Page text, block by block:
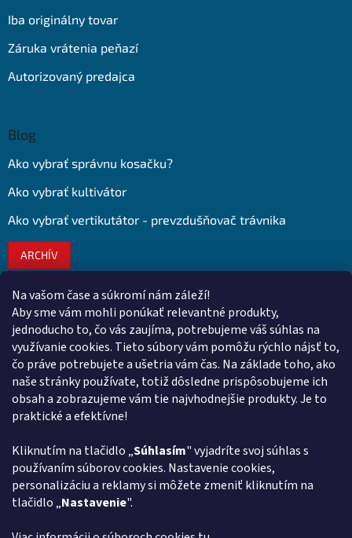
Na vašom čase a súkromí nám záleží!
Aby sme vám mohli ponúkať relevantné produkty,
jednoducho to, čo vás zaujíma, potrebujeme váš súhlas na
využívanie cookies. Tieto súbory vám pomôžu rýchlo nájsť to,
čo práve potrebujete a ušetria vám čas. Na základe toho, ako
naše stránky používate, totiž dôsledne prispôsobujeme ich
obsah a zobrazujeme vám tie najvhodnejšie produkty. Je to
praktické a efektívne!
Kliknutím na tlačidlo „Súhlasím" vyjadríte svoj súhlas s
používaním súborov cookies. Nastavenie cookies,
personalizáciu a reklamy si môžete zmeniť kliknutím na
tlačidlo „Nastavenie".
Iba originálny tovar
Záruka vrátenia peňazí
Autorizovaný predajca
Blog
Ako vybrať správnu kosačku?
Ako vybrať kultivátor
Ako vybrať vertikutátor - prevzdušňovač trávnika
ARCHÍV
Kontakt
obchod@ euroshopy.sk
0911 931 019
0911 931 019
Facebook Euroshopy
Prijímame online platby